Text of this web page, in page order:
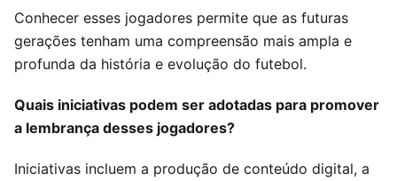
Conhecer esses jogadores permite que as futuras
gerações tenham uma compreensão mais ampla e
profunda da história e evolução do futebol.
Quais iniciativas podem ser adotadas para promover
a lembrança desses jogadores?
Iniciativas incluem a produção de conteúdo digital, a